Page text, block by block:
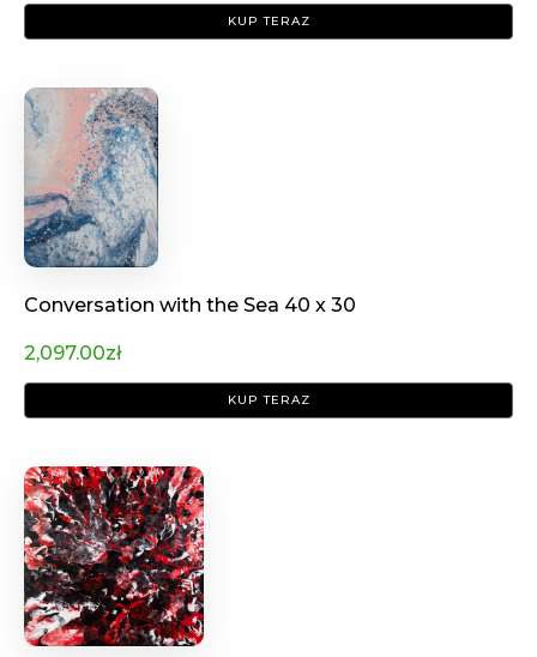
KUP TERAZ
Conversation with the Sea 40 x 30
2,097.00zł
KUP TERAZ